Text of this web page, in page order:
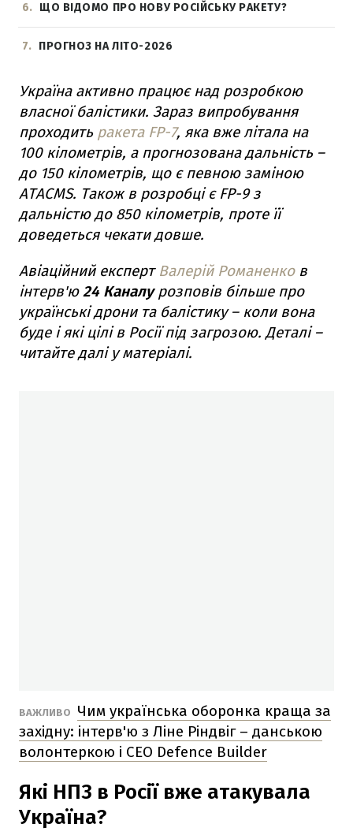
6 ЩО ВІДОМО ПРО НОВУ РОСІЙСЬКУ РАКЕТУ?
7 ПРОГНОЗ НА ЛІТО-2026
Україна активно працює над розробкою
власної балістики. Зараз випробування
проходить ракета FP-7, яка вже літала на
100 кілометрів, а прогнозована дальність –
до 150 кілометрів, що є певною заміною
ATACMS. Також в розробці є FP-9 з
дальністю до 850 кілометрів, проте її
доведеться чекати довше.
Авіаційний експерт Валерій Романенков
інтерв'ю24 Каналу розповів більше про
українські дрони та балістику – коли вона
буде і які цілі в Росії під загрозою. Деталі –
читайте далі у матеріалі.
ВАЖЛИВО
Чим українська оборонка краща за
західну: інтерв'ю з Ліне Ріндвіг – данською
волонтеркою і CEO Defence Builder
Які НПЗ в Росії вже атакувала
Україна?